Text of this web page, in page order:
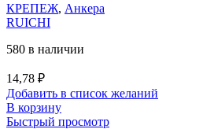
КРЕПЕЖ, Анкера
RUICHI
580 в наличии
14,78 ₽
Добавить в список желаний
В корзину
Быстрый просмотр